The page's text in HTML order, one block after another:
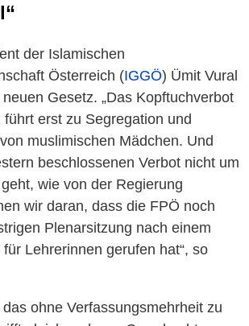
der Islamischen
Österreich (IGGÖ) Ümit Vural
Gesetz. „Das Kopftuchverbot
erst zu Segregation und
muslimischen Mädchen. Und
beschlossenen Verbot nicht um
wie von der Regierung
wir daran, dass die FPÖ noch
Plenarsitzung nach einem
Lehrerinnen gerufen hat“, so
ohne Verfassungsmehrheit zu